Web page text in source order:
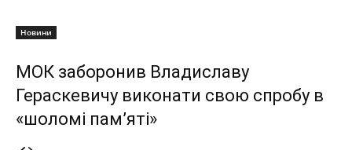
Новини
МОК заборонив Владиславу
Гераскевичу виконати свою спробу в
«шоломі пам’яті»